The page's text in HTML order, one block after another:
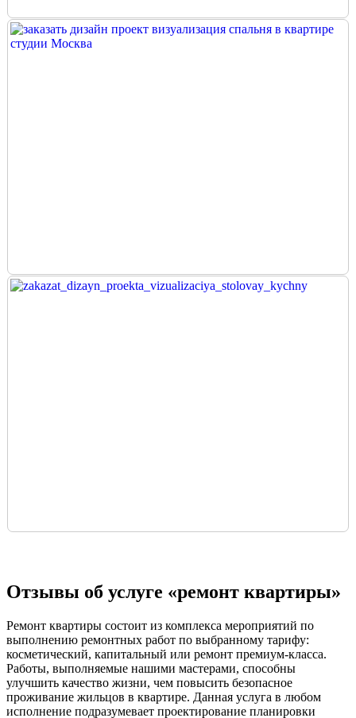
Отзывы об услуге «ремонт квартиры»
Ремонт квартиры состоит из комплекса мероприятий по
выполнению ремонтных работ по выбранному тарифу:
косметический, капитальный или ремонт премиум-класса.
Работы, выполняемые нашими мастерами, способны
улучшить качество жизни, чем повысить безопасное
проживание жильцов в квартире. Данная услуга в любом
исполнение подразумевает проектирование планировки